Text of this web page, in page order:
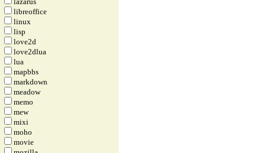
libreoffice
linux
lisp
love2d
love2dlua
lua
mapbbs
markdown
meadow
memo
mew
mixi
moho
movie